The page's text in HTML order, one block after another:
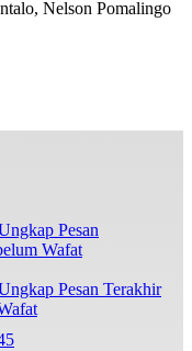
Nelson Pomalingo
Pesan Terakhir